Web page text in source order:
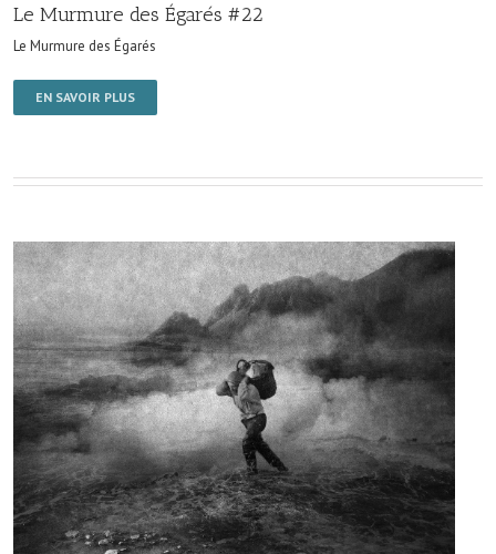
Le Murmure des Égarés #22
Le Murmure des Égarés
EN SAVOIR PLUS